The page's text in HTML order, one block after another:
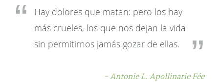
Hay dolores que matan: pero los hay
más crueles, los que nos dejan la vida
sin permitirnos jamás gozar de ellas.
- Antonie L. Apollinarie Fée